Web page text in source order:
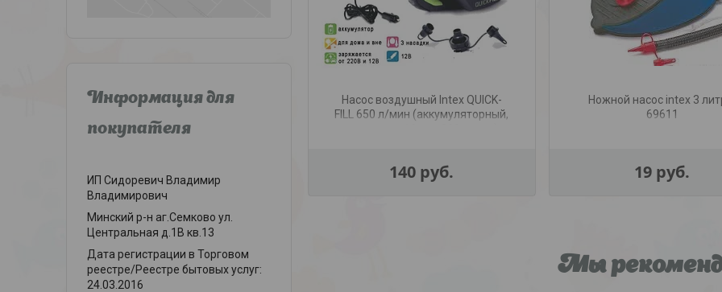
Насос воздушный Intex QUICK-
FILL 650 л/мин (аккумуляторный,
140 руб.
Ножной насос intex 3
69611
19 руб.
Мы
Информация для
покупателя
ИП Сидоревич Владимир
Владимирович
Минский р-н аг.Семково ул.
Центральная д.1В кв.13
Дата регистрации в Торговом
реестре/Реестре бытовых услуг:
24.03.2016